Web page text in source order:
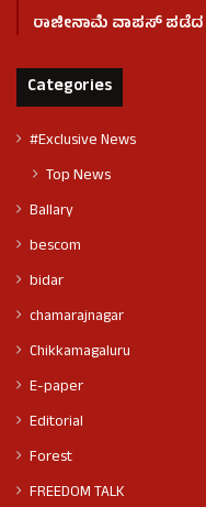
ರಾಜೀನಾಮೆ ವಾಪಸ್
Categories
#Exclusive News
Top News
Ballary
bescom
bidar
chamarajnagar
Chikkamagaluru
E-paper
Editorial
Forest
FREEDOM TALK